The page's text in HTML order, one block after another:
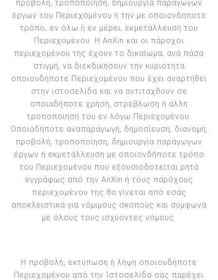
προβολή, τροποποίηση, δημιουργία παράγωγων
έργων του Περιεχομένου ή την με οποιονδήποτε
τρόπο, εν όλω ή εν μέρει, εκμετάλλευση του
Περιεχομένου. Η AnXin και οι πάροχοι
περιεχομένου της έχουν το δικαίωμα, ανά πάσα
στιγμή, να διεκδικήσουν την κυριότητα
οποιουδήποτε Περιεχομένου που έχει αναρτηθεί
στην ιστοσελίδα και να αντιταχθούν σε
οποιαδήποτε χρήση, στρέβλωση ή άλλη
τροποποίηση του εν λόγω Περιεχομένου.
Οποιαδήποτε αναπαραγωγή, δημοσίευση, διανομή,
προβολή, τροποποίηση, δημιουργία παράγωγων
έργων ή εκμετάλλευση με οποιονδήποτε τρόπο
του Περιεχομένου που εξουσιοδοτείται ρητά
εγγράφως από την AnXin ή τους παρόχους
περιεχομένου της θα γίνεται από εσάς
αποκλειστικά για νόμιμους σκοπούς και σύμφωνα
με όλους τους ισχύοντες νόμους.
Η προβολή, εκτύπωση ή λήψη οποιουδήποτε
Περιεχομένου από την Ιστοσελίδα σάς παρέχει